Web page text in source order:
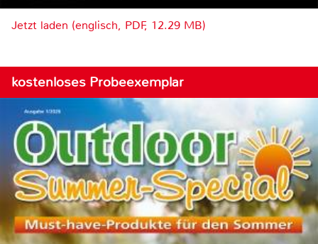
Jetzt laden (englisch, PDF, 12.29 MB)
kostenloses Probeexemplar